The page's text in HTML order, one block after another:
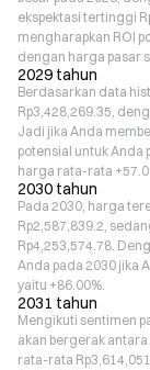
ekspektasi tertinggi
mengharapkan ROI
dengan harga pasar
2029 tahun
Berdasarkan data
Rp3,428,269.35,
Jadi jika Anda
potensial untuk Anda
harga rata-rata
2030 tahun
Pada 2030, harga
Rp2,587,839.2,
Rp4,253,574.78.
Anda pada 2030 jika
yaitu +86.00%.
2031 tahun
Mengikuti sentimen
akan bergerak
rata-rata